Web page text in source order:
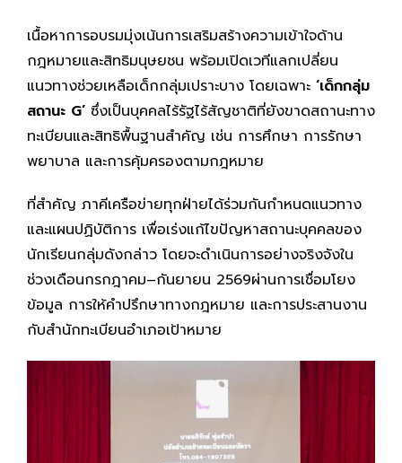
เนื้อหาการอบรมมุ่งเน้นการเสริมสร้างความเข้าใจด้าน
กฎหมายและสิทธิมนุษยชน พร้อมเปิดเวทีแลกเปลี่ยน
แนวทางช่วยเหลือเด็กกลุ่มเปราะบาง โดยเฉพาะ ‘เด็กกลุ่ม
สถานะ G’ ซึ่งเป็นบุคคลไร้รัฐไร้สัญชาติที่ยังขาดสถานะทาง
ทะเบียนและสิทธิพื้นฐานสำคัญ เช่น การศึกษา การรักษา
พยาบาล และการคุ้มครองตามกฎหมาย
ที่สำคัญ ภาคีเครือข่ายทุกฝ่ายได้ร่วมกันกำหนดแนวทาง
และแผนปฏิบัติการ เพื่อเร่งแก้ไขปัญหาสถานะบุคคลของ
นักเรียนกลุ่มดังกล่าว โดยจะดำเนินการอย่างจริงจังใน
ช่วงเดือนกรกฎาคม–กันยายน 2569ผ่านการเชื่อมโยง
ข้อมูล การให้คำปรึกษาทางกฎหมาย และการประสานงาน
กับสำนักทะเบียนอำเภอเป้าหมาย